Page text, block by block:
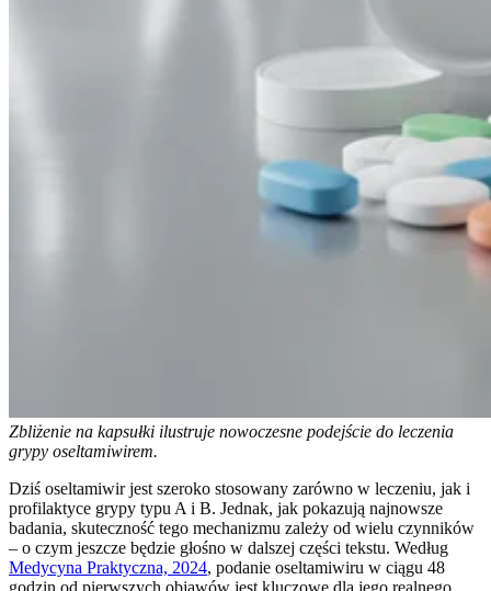
Zbliżenie na kapsułki ilustruje nowoczesne podejście do leczenia
grypy oseltamiwirem.
Dziś oseltamiwir jest szeroko stosowany zarówno w leczeniu, jak i
profilaktyce grypy typu A i B. Jednak, jak pokazują najnowsze
badania, skuteczność tego mechanizmu zależy od wielu czynników
– o czym jeszcze będzie głośno w dalszej części tekstu. Według
Medycyna Praktyczna, 2024, podanie oseltamiwiru w ciągu 48
godzin od pierwszych objawów jest kluczowe dla jego realnego